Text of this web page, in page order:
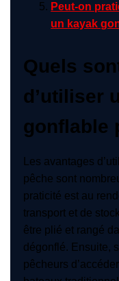
Peut-on
un kayak
Quels
d’utiliser
gonflable
Les avantages
pêche sont
praticité est au
transport et de
être plié et rangé
dégonflé. Ensuite,
pêcheurs